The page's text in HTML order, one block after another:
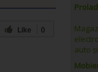
Like 0
auto